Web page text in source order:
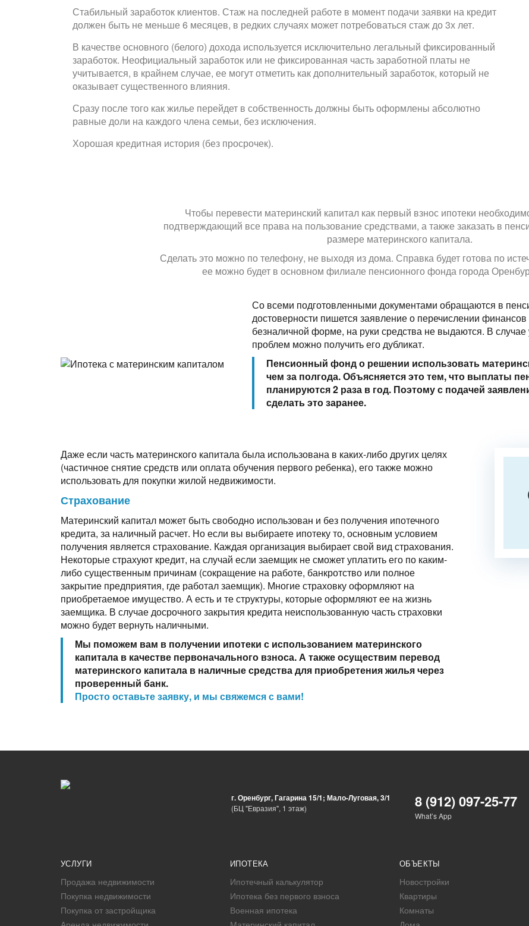
Стабильный заработок клиентов. Стаж на последней работе в момент подачи заявки на кредит
должен быть не меньше 6 месяцев, в редких случаях может потребоваться стаж до 3х лет.
В качестве основного (белого) дохода используется исключительно легальный фиксированный
заработок. Неофициальный заработок или не фиксированная часть заработной платы не
учитывается, в крайнем случае, ее могут отметить как дополнительный заработок, который не
оказывает существенного влияния.
Сразу после того как жилье перейдет в собственность должны быть оформлены абсолютно
равные доли на каждого члена семьи, без исключения.
Хорошая кредитная история (без просрочек).
Чтобы перевести материнский капитал как первый взнос ипотеки
подтверждающий все права на пользование средствами, а также заказать в
размере материнского капитала.
Сделать это можно по телефону, не выходя из дома. Справка будет готова по
ее можно будет в основном филиале пенсионного фонда города
Со всеми подготовленными документами обращаются в
достоверности пишется заявление о перечислении
безналичной форме, на руки средства не выдаются. В случае
проблем можно получить его дубликат.
Пенсионный фонд о решении использовать
чем за полгода. Объясняется это тем, что выплаты
планируются 2 раза в год. Поэтому с подачей
сделать это заранее.
Даже если часть материнского капитала была использована в каких-либо других целях
(частичное снятие средств или оплата обучения первого ребенка), его также можно
использовать для покупки жилой недвижимости.
Страхование
Материнский капитал может быть свободно использован и без получения ипотечного
кредита, за наличный расчет. Но если вы выбираете ипотеку то, основным условием
получения является страхование. Каждая организация выбирает свой вид страхования.
Некоторые страхуют кредит, на случай если заемщик не сможет уплатить его по каким-
либо существенным причинам (сокращение на работе, банкротство или полное
закрытие предприятия, где работал заемщик). Многие страховку оформляют на
приобретаемое имущество. А есть и те структуры, которые оформляют ее на жизнь
заемщика. В случае досрочного закрытия кредита неиспользованную часть страховки
можно будет вернуть наличными.
Мы поможем вам в получении ипотеки с использованием материнского
капитала в качестве первоначального взноса. А также осуществим перевод
материнского капитала в наличные средства для приобретения жилья через
проверенный банк.
Просто оставьте заявку, и мы свяжемся с вами!
г. Оренбург, Гагарина 15/1; Мало-Луговая, 3/1
(БЦ "Евразия", 1 этаж) 8 (912) 097-25-77
What’s App
УСЛУГИ
Продажа недвижимости
Покупка недвижимости
Покупка от застройщика
ИПОТЕКА
Ипотечный калькулятор
Ипотека без первого взноса
Военная ипотека
ОБЪЕКТЫ
Новостройки
Квартиры
Комнаты